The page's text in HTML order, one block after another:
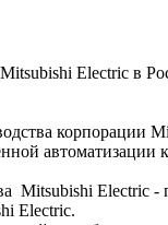
Electric в
корпорации
Mitsubishi Electric
Electric.